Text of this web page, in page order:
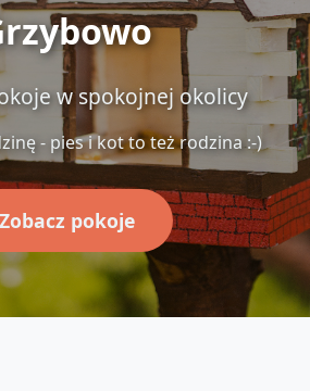
w spokojnej okolicy
- pies i kot to też rodzina :-)
Zobacz pokoje